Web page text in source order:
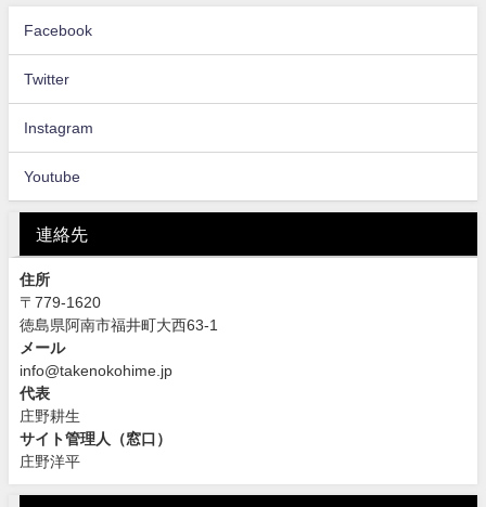
Facebook
Twitter
Instagram
Youtube
連絡先
住所
〒779-1620
徳島県阿南市福井町大西63-1
メール
info@takenokohime.jp
代表
庄野耕生
サイト管理人（窓口）
庄野洋平